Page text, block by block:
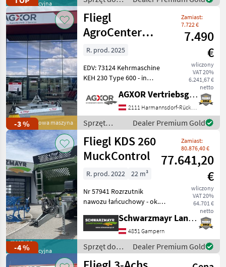
demonstracyjna
zbioru siana
i paszowy /
Fliegl
-3 % Nowa maszyna
Fliegl
AgroCenter
Kehrm. 600
Zamiast:
7.722 €
7.490
€
wliczony
VAT 20%
6.241,67 €
netto
R. prod. 2025
EDV: 73124 Kehrmaschine
KEH 230 Type 600 - in
230cm Kehrbreite - mit
mechanischer
Schwenkeinrichtung nach
links und nach rechts -
AGXOR Vertriebsgesellschaft Ost GmbH
2111 Harmannsdorf-Rückersdorf
Sprzęt
komunalny /
Fliegl
Dealer Premium Gold
-4 %
maszyna
demonstracyjna
Fliegl KDS 260
MuckControl
Zamiast:
80.876,40 €
77.641,20
€
wliczony
VAT 20%
64.701 €
netto
R. prod. 2022
22 m³
Nr 57941 Rozrzutnik
nawozu łańcuchowy - ok.
tandemowe - dopuszczalna
masa całkowita 22 000 kg
(odpowiada obciążeniu osi
18 000 kg plus obciążenie
Schwarzmayr Landtechnik GmbH - Gampern
4851 Gampern
Sprzęt do
nawożenia i
Dealer Premium Gold